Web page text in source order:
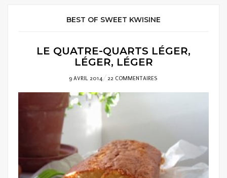
BEST OF SWEET KWISINE
LE QUATRE-QUARTS LÉGER,
LÉGER, LÉGER
POSTED
9 AVRIL 2014 22 COMMENTAIRES